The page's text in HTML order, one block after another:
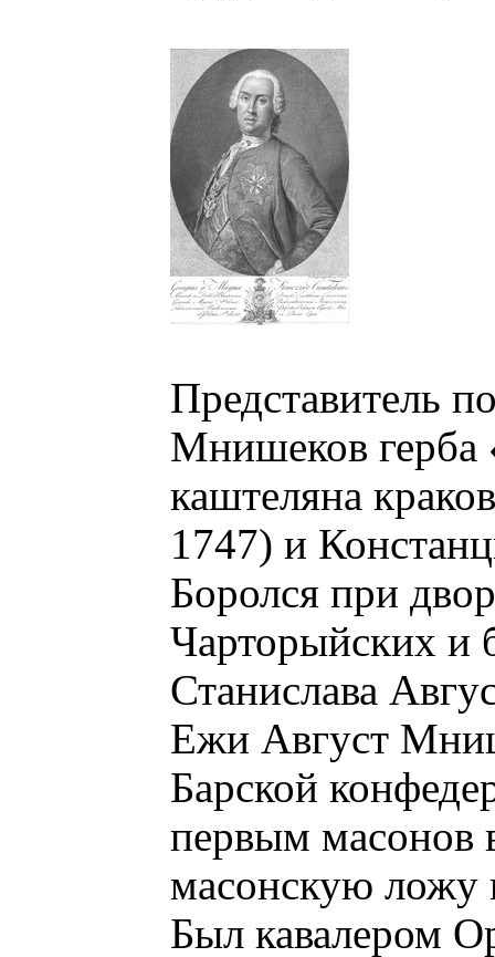
Представитель
Мнишеков
каштеляна
1747) и
Боролся при
Чарторыйских и
Станислава
Ежи Август
Барской
первым масонов
масонскую ложу
Был кавалером